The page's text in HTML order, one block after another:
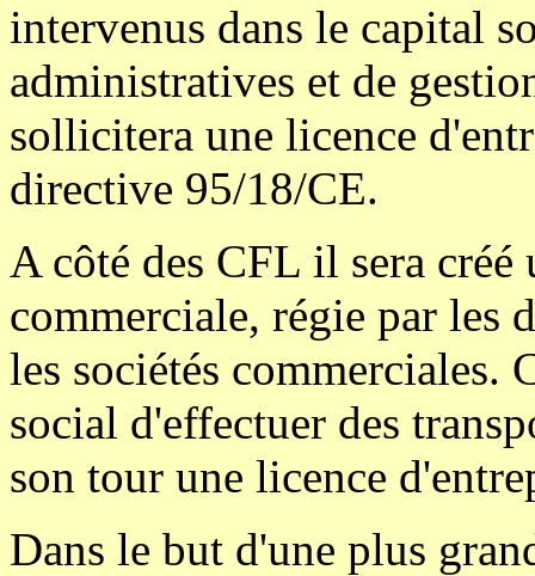
intervenus dans le capital
administratives et de
sollicitera une licence
directive 95/18/CE.
A côté des CFL il sera créé
commerciale, régie par les
les sociétés commerciales.
social d'effectuer des
son tour une licence
Dans le but d'une plus